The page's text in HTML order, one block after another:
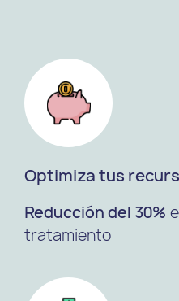
Optimiza tus
Reducción del 30%
tratamiento